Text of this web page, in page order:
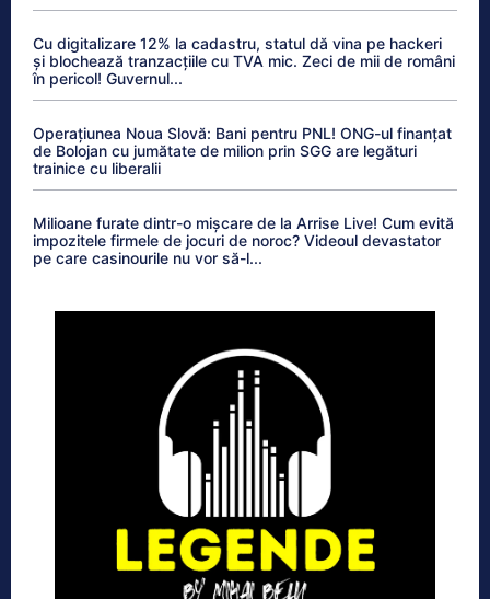
Cu digitalizare 12% la cadastru, statul dă vina pe hackeri
și blochează tranzacțiile cu TVA mic. Zeci de mii de români
în pericol! Guvernul...
Operațiunea Noua Slovă: Bani pentru PNL! ONG-ul finanțat
de Bolojan cu jumătate de milion prin SGG are legături
trainice cu liberalii
Milioane furate dintr-o mișcare de la Arrise Live! Cum evită
impozitele firmele de jocuri de noroc? Videoul devastator
pe care casinourile nu vor să-l...